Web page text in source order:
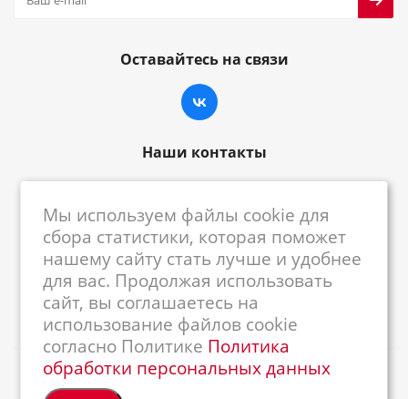
Оставайтесь на связи
Наши контакты
centrkkm@centrkkm.ru
185005, г. Петрозаводск, ул. Промышленная,
1/26
2026 © Республиканский Центр ККМ
Мы используем файлы cookie для
сбора статистики, которая поможет
нашему сайту стать лучше и удобнее
для вас. Продолжая использовать
сайт, вы соглашаетесь на
использование файлов cookie
согласно Политике Политика
обработки персональных данных